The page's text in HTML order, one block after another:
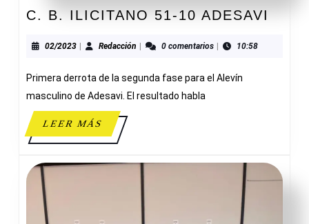
C. B. ILICITANO 51-10 ADESAVI
02/202302/2023Redacción Redacción0 comentarios 10:58
Primera derrota de la segunda fase para el Alevín
masculino de Adesavi. El resultado habla
LEER MÁSLEER
MÁS